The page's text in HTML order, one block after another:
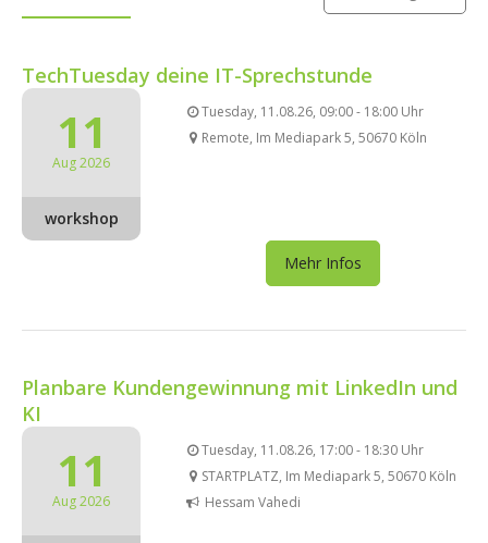
TechTuesday deine IT-Sprechstunde
11
Aug 2026
workshop
Tuesday, 11.08.26, 09:00 - 18:00 Uhr
Remote, Im Mediapark 5, 50670 Köln
Mehr Infos
Planbare Kundengewinnung mit LinkedIn und
KI
11
Aug 2026
Tuesday, 11.08.26, 17:00 - 18:30 Uhr
STARTPLATZ, Im Mediapark 5, 50670 Köln
Hessam Vahedi